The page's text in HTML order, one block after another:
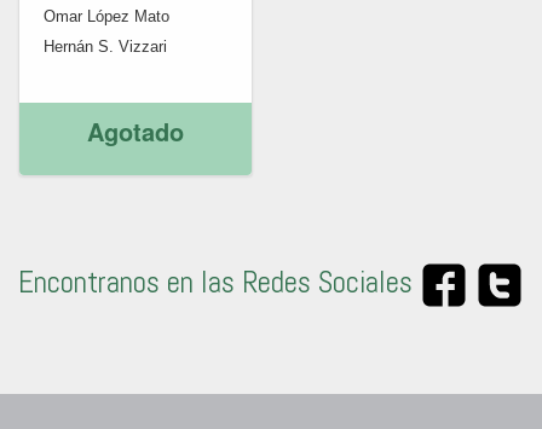
Omar López Mato
Hernán S. Vizzari
Agotado
Encontranos en las Redes Sociales